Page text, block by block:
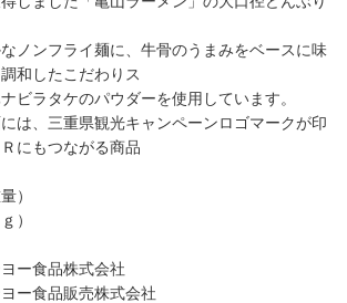
ンフライ麺に、牛骨のうまみをベースに味
和したこだわりス
ビラタケのパウダーを使用しています。
、三重県観光キャンペーンロゴマークが印
にもつながる商品
）
）
ー食品株式会社
食品販売株式会社